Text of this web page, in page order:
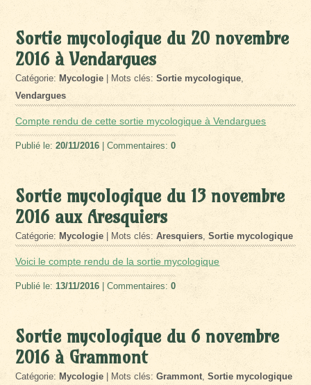
Sortie mycologique du 20 novembre
2016 à Vendargues
Catégorie: Mycologie | Mots clés:Sortie mycologique,
Vendargues
Compte rendu de cette sortie mycologique à Vendargues
Publié le:20/11/2016 | Commentaires:0
Sortie mycologique du 13 novembre
2016 aux Aresquiers
Catégorie: Mycologie | Mots clés:Aresquiers,Sortie mycologique
Voici le compte rendu de la sortie mycologique
Publié le:13/11/2016 | Commentaires:0
Sortie mycologique du 6 novembre
2016 à Grammont
Catégorie: Mycologie | Mots clés:Grammont,Sortie mycologique